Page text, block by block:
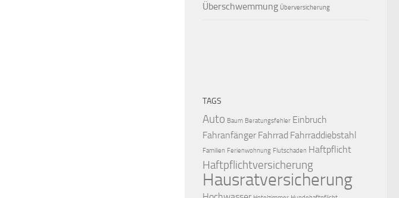
Überschwemmung Überversicherung
TAGS
Auto Baum Beratungsfehler Einbruch
Fahranfänger Fahrrad Fahrraddiebstahl
Familien Ferienwohnung Flutschaden Haftpflicht
Haftpflichtversicherung
Hausratversicherung